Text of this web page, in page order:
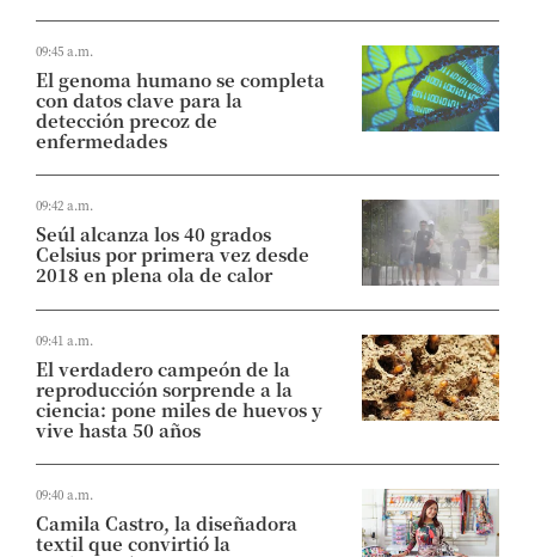
09:45 a.m.
El genoma humano se completa
con datos clave para la
detección precoz de
enfermedades
09:42 a.m.
Seúl alcanza los 40 grados
Celsius por primera vez desde
2018 en plena ola de calor
09:41 a.m.
El verdadero campeón de la
reproducción sorprende a la
ciencia: pone miles de huevos y
vive hasta 50 años
09:40 a.m.
Camila Castro, la diseñadora
textil que convirtió la